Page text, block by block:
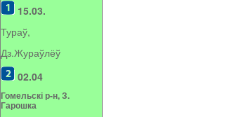
15.03.
Тураў,
Дз.Жураўлёў
02.04
Гомельскі р-н, З.
Гарошка